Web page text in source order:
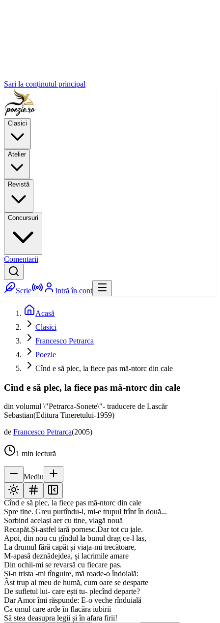
Sari la conținutul principal
Clasici
Atelier
Revistă
Concursuri
Comentarii
Scrie Intră în cont
Acasă
Clasici
Francesco Petrarca
Poezie
Cînd e să plec, la fiece pas mă-ntorc din cale
Cînd e să plec, la fiece pas mă-ntorc din cale
din volumul \"Petrarca-Sonete\"- traducere de Lascăr
Sebastian(Editura Tineretului-1959)
de Francesco Petrarca(2005)
1 min lectură
Mediu
Cînd e să plec, la fiece pas mă-ntorc din cale
Spre tine. Greu purtîndu-l, mi-e trupul frînt în două...
Sorbind același aer cu tine, vlagă nouă
Recapăt.Și-astfel iară pornesc.Dar tot cu jale.
Apoi, din nou cu gîndul la bunul drag ce-l las,
La drumul fără capăt și viața-mi trecătoare,
M-apasă deznădejdea, și lacrimile amare
Din ochii-mi se revarsă cu fiecare pas.
Și-n trista -mi tînguire, mă roade-o îndoială:
Ãst trup al meu de humă, cum oare se desparte
De sufletul lui- care ești tu- plecînd departe?
Dar Amor îmi răspunde: E-o veche rînduială
Ca omul care arde în flacăra iubirii
Să stea deasupra legii și în afara firii!